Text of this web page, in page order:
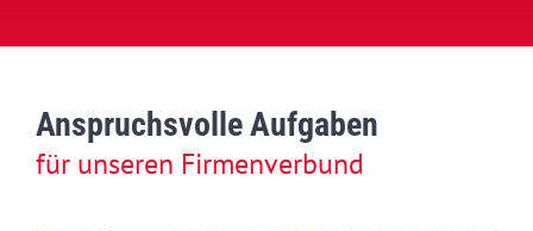
Anspruchsvolle Aufgaben
für unseren Firmenverbund